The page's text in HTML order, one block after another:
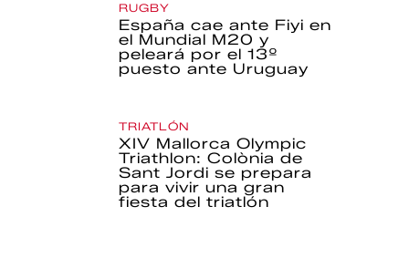
RUGBY
España cae ante Fiyi en
el Mundial M20 y
peleará por el 13º
puesto ante Uruguay
TRIATLÓN
XIV Mallorca Olympic
Triathlon: Colònia de
Sant Jordi se prepara
para vivir una gran
fiesta del triatlón